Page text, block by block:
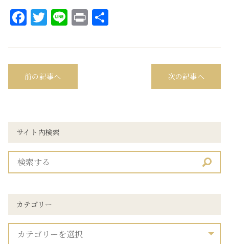
Facebook
Twitter
LinePrint
前の記事へ 次の記事へ
サイト内検索
カテゴリー